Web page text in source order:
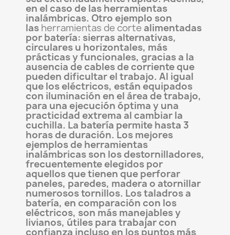
en el caso de las herramientas
inalámbricas. Otro ejemplo son
las herramientas de corte alimentadas
por batería: sierras alternativas,
circulares u horizontales, más
prácticas y funcionales, gracias a la
ausencia de cables de corriente que
pueden dificultar el trabajo. Al igual
que los eléctricos, están equipados
con iluminación en el área de trabajo,
para una ejecución óptima y una
practicidad extrema al cambiar la
cuchilla. La batería permite hasta 3
horas de duración. Los mejores
ejemplos de herramientas
inalámbricas son los destornilladores,
frecuentemente elegidos por
aquellos que tienen que perforar
paneles, paredes, madera o atornillar
numerosos tornillos. Los taladros a
batería, en comparación con los
eléctricos, son más manejables y
livianos, útiles para trabajar con
confianza incluso en los puntos más